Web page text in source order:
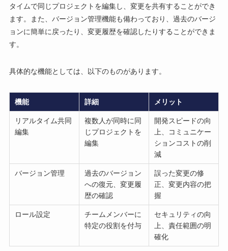
タイムで同じプロジェクトを編集し、変更を共有することができ
ます。また、バージョン管理機能も備わっており、過去のバージ
ョンに簡単に戻ったり、変更履歴を確認したりすることができま
す。
具体的な機能としては、以下のものがあります。
機能 詳細 メリット
リアルタイム共同
編集
複数人が同時に同
じプロジェクトを
編集
開発スピードの向
上、コミュニケー
ションコストの削
減
バージョン管理
過去のバージョン
への復元、変更履
歴の確認
誤った変更の修
正、変更内容の把
握
ロール設定
チームメンバーに
特定の役割を付与
セキュリティの向
上、責任範囲の明
確化